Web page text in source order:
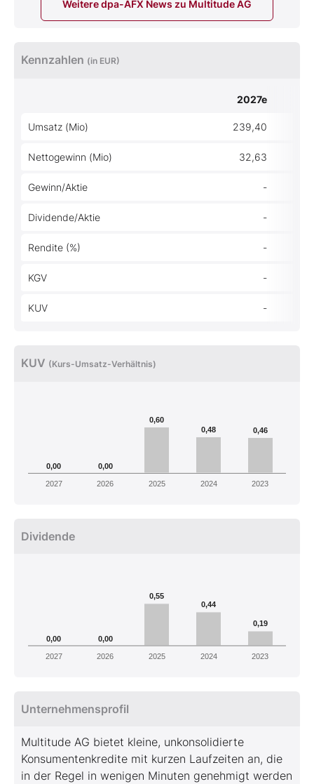
Weitere dpa-AFX News zu Multitude AG
Kennzahlen (in EUR)
2027e
Umsatz (Mio) 239,40
Nettogewinn (Mio) 32,63
Gewinn/Aktie -
Dividende/Aktie -
Rendite (%) -
KGV -
KUV -
KUV (Kurs-Umsatz-Verhältnis)
0,00 0,00
0,60
0,48 0,46
2027 2026 2025 2024 2023
Dividende
0,00 0,00
0,55
0,44
0,19
2027 2026 2025 2024 2023
Unternehmensprofil
Multitude AG bietet kleine, unkonsolidierte
Konsumentenkredite mit kurzen Laufzeiten an, die
in der Regel in wenigen Minuten genehmigt werden